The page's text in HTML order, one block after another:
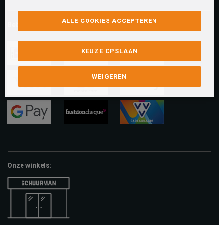
visa
apple-
pay
Onze winkels:
ALLE COOKIES ACCEPTEREN
KEUZE OPSLAAN
WEIGEREN